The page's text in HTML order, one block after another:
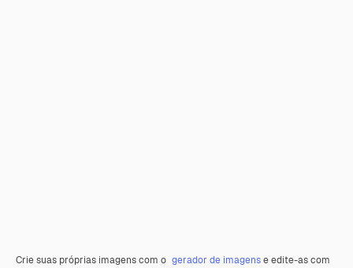
Crie suas próprias imagens com o gerador de imagense edite-as com